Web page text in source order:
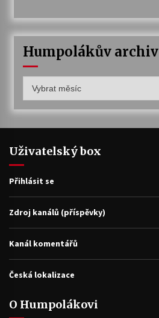
Humpolákův archiv
archiv
Uživatelský box
Přihlásit se
Zdroj kanálů (příspěvky)
Kanál komentářů
Česká lokalizace
O Humpolákovi